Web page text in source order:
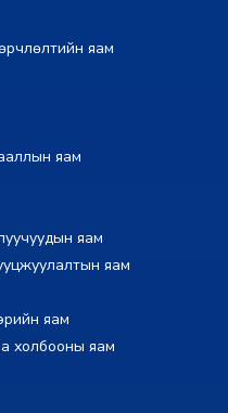
яам
яам
яам
яам
яам
холбооны яам